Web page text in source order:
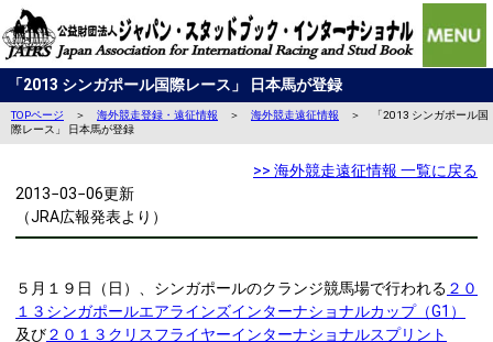
「2013 シンガポール国際レース」 日本馬が登録
TOPページ ＞ 海外競走登録・遠征情報 ＞ 海外競走遠征情報 ＞ 「2013 シンガポール国
際レース」 日本馬が登録
>> 海外競走遠征情報 一覧に戻る
2013−03−06更新
（JRA広報発表より）
５月１９日（日）、シンガポールのクランジ競馬場で行われる ２０
１３シンガポールエアラインズインターナショナルカップ（G1）
及び２０１３クリスフライヤーインターナショナルスプリント